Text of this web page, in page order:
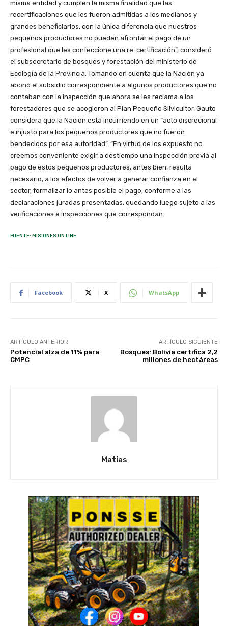
misma entidad y cumplen la misma finalidad que las
recertificaciones que les fueron admitidas a los medianos y
grandes beneficiarios, con la única diferencia que nuestros
pequeños productores no pueden afrontar el pago de un
profesional que les confeccione una re-certificación”, consideró
el subsecretario de bosques y forestación del ministerio de
Ecología de la Provincia. Tomando en cuenta que la Nación ya
abonó el subsidio correspondiente a algunos productores que no
contaban con la inspección que ahora se les reclama a los
forestadores que se acogieron al Plan Pequeño Silvicultor, Gauto
considera que la Nación está incurriendo en un “acto discrecional
e injusto para los pequeños productores que no fueron
bendecidos por esa autoridad”. “En virtud de los expuesto no
creemos conveniente exigir a destiempo una inspección previa al
pago de estos pequeños productores, antes bien, resulta
necesario, a los efectos de volver a generar confianza en el
sector, formalizar lo antes posible el pago, conforme a las
declaraciones juradas presentadas, quedando luego sujeto a las
verificaciones e inspecciones que correspondan.
FUENTE: MISIONES ON LINE
Facebook X WhatsApp
ARTÍCULO ANTERIOR
Potencial alza de 11% para
CMPC
ARTÍCULO SIGUIENTE
Bosques: Bolivia certifica 2,2
millones de hectáreas
Matias